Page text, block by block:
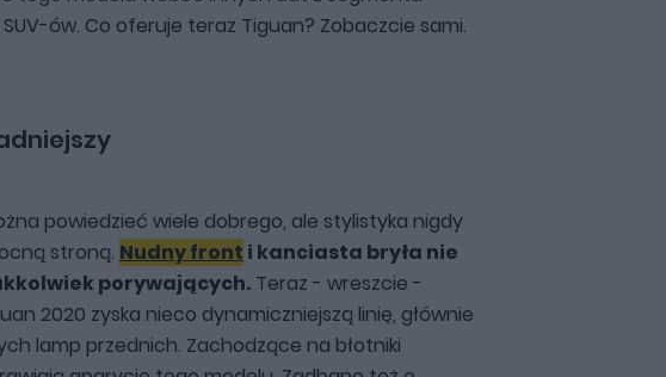
ów. Co oferuje teraz Tiguan? Zobaczcie sami.
powiedzieć wiele dobrego, ale stylistyka nigdy
stroną. Nudny front i kanciasta bryła nie
porywających.Teraz - wreszcie -
2020 zyska nieco dynamiczniejszą linię, głównie
lamp przednich. Zachodzące na błotniki